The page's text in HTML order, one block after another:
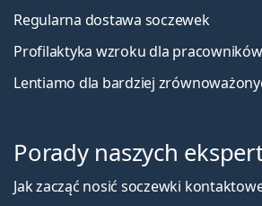
Regularna dostawa soczewek
Profilaktyka wzroku dla pracowników
Lentiamo dla bardziej
Porady naszych
Jak zacząć nosić soczewki